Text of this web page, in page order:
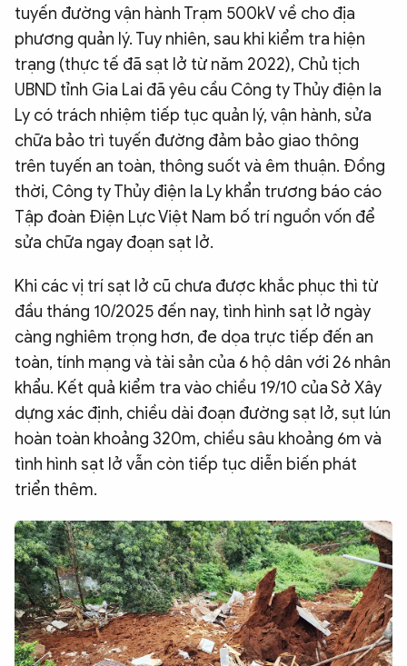
tuyến đường vận hành Trạm 500kV về cho địa
phương quản lý. Tuy nhiên, sau khi kiểm tra hiện
trạng (thực tế đã sạt lở từ năm 2022), Chủ tịch
UBND tỉnh Gia Lai đã yêu cầu Công ty Thủy điện Ia
Ly có trách nhiệm tiếp tục quản lý, vận hành, sửa
chữa bảo trì tuyến đường đảm bảo giao thông
trên tuyến an toàn, thông suốt và êm thuận. Đồng
thời, Công ty Thủy điện Ia Ly khẩn trương báo cáo
Tập đoàn Điện Lực Việt Nam bố trí nguồn vốn để
sửa chữa ngay đoạn sạt lở.
Khi các vị trí sạt lở cũ chưa được khắc phục thì từ
đầu tháng 10/2025 đến nay, tình hình sạt lở ngày
càng nghiêm trọng hơn, đe dọa trực tiếp đến an
toàn, tính mạng và tài sản của 6 hộ dân với 26 nhân
khẩu. Kết quả kiểm tra vào chiều 19/10 của Sở Xây
dựng xác định, chiều dài đoạn đường sạt lở, sụt lún
hoàn toàn khoảng 320m, chiều sâu khoảng 6m và
tình hình sạt lở vẫn còn tiếp tục diễn biến phát
triển thêm.